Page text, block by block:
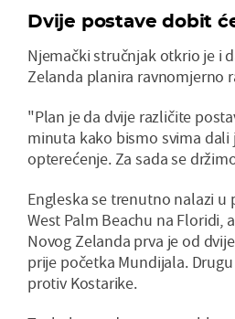
Dvije postave dobit
Njemački stručnjak otkrio je i
Zelanda planira ravnomjerno
"Plan je da dvije različite
minuta kako bismo svima
opterećenje. Za sada se
Engleska se trenutno nalazi
West Palm Beachu na Floridi,
Novog Zelanda prva je od
prije početka Mundijala.
protiv Kostarike.